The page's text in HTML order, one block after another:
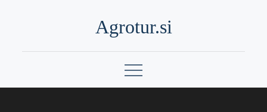
Agrotur.si